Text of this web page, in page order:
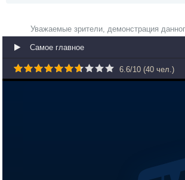
Уважаемые зрители, демонстрация
Самое главное
6.6/10 (40 чел.)